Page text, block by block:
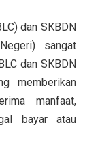
dan SKBDN
sangat
dan SKBDN
memberikan
manfaat,
bayar atau